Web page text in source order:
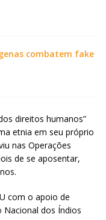
combatem fake
direitos humanos”
etnia em seu próprio
nas Operações
de se aposentar,
com o apoio de
dos Índios